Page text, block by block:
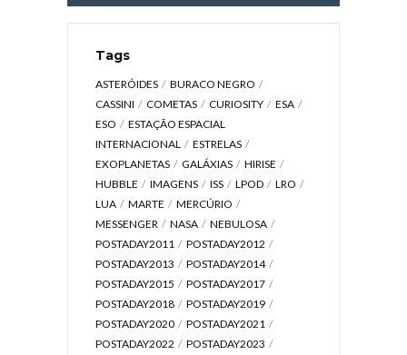
Tags
ASTERÓIDES
BURACO NEGRO
CASSINI
COMETAS CURIOSITY
ESA
ESO
ESTAÇÃO ESPACIAL
INTERNACIONAL
ESTRELAS
EXOPLANETAS
GALÁXIAS
HIRISE
HUBBLE
IMAGENS ISS LPOD
LRO
LUA
MARTE
MERCÚRIO
MESSENGER
NASA
NEBULOSA
POSTADAY2011
POSTADAY2012
POSTADAY2013
POSTADAY2014
POSTADAY2015
POSTADAY2017
POSTADAY2018
POSTADAY2019
POSTADAY2020
POSTADAY2021
POSTADAY2022
POSTADAY2023